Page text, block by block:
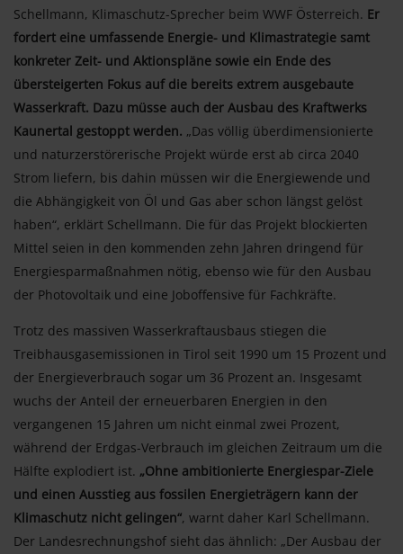
Schellmann, Klimaschutz-Sprecher beim WWF Österreich. Er
fordert eine umfassende Energie- und Klimastrategie samt
konkreter Zeit- und Aktionspläne sowie ein Ende des
übersteigerten Fokus auf die bereits extrem ausgebaute
Wasserkraft. Dazu müsse auch der Ausbau des Kraftwerks
Kaunertal gestoppt werden. „Das völlig überdimensionierte
und naturzerstörerische Projekt würde erst ab circa 2040
Strom liefern, bis dahin müssen wir die Energiewende und
die Abhängigkeit von Öl und Gas aber schon längst gelöst
haben“, erklärt Schellmann. Die für das Projekt blockierten
Mittel seien in den kommenden zehn Jahren dringend für
Energiesparmaßnahmen nötig, ebenso wie für den Ausbau
der Photovoltaik und eine Joboffensive für Fachkräfte.
Trotz des massiven Wasserkraftausbaus stiegen die
Treibhausgasemissionen in Tirol seit 1990 um 15 Prozent und
der Energieverbrauch sogar um 36 Prozent an. Insgesamt
wuchs der Anteil der erneuerbaren Energien in den
vergangenen 15 Jahren um nicht einmal zwei Prozent,
während der Erdgas-Verbrauch im gleichen Zeitraum um die
Hälfte explodiert ist. „Ohne ambitionierte Energiespar-Ziele
und einen Ausstieg aus fossilen Energieträgern kann der
Klimaschutz nicht gelingen“, warnt daher Karl Schellmann.
Der Landesrechnungshof sieht das ähnlich: „Der Ausbau der